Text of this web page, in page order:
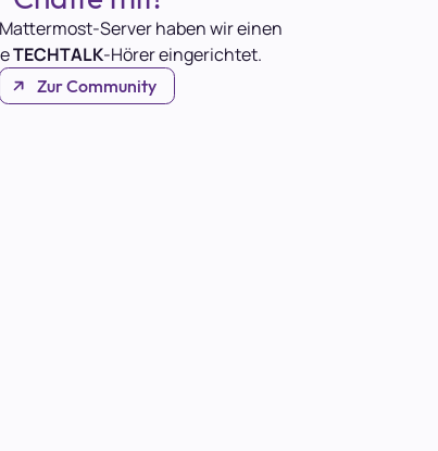
Server haben wir einen
TECHTALK-Hörer eingerichtet.
Zur Community